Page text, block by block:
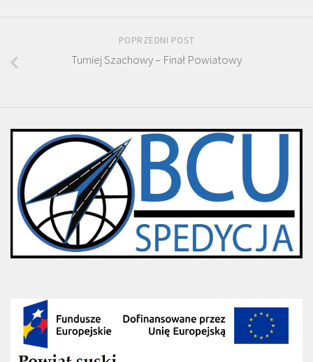
POPRZEDNI POST
Turniej Szachowy – Finał Powiatowy